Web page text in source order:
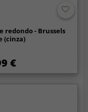
redondo - Brussels
(cinza)
€